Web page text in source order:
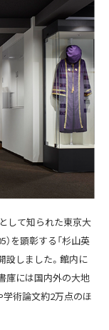
して知られた東京大
）を顕彰する「杉山英
設しました。館内に
庫には国内外の大地
学術論文約2万点のほ